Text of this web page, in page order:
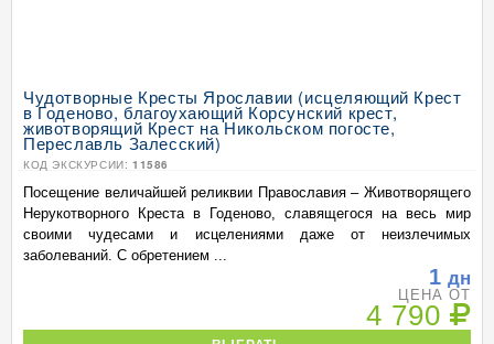
Чудотворные Кресты Ярославии (исцеляющий Крест
в Годеново, благоухающий Корсунский крест,
животворящий Крест на Никольском погосте,
Переславль Залесский)
КОД ЭКСКУРСИИ: 11586
Посещение величайшей реликвии Православия – Животворящего
Нерукотворного Креста в Годеново, славящегося на весь мир
своими чудесами и исцелениями даже от неизлечимых
заболеваний. С обретением ...
1 дн
ЦЕНА ОТ
4 790